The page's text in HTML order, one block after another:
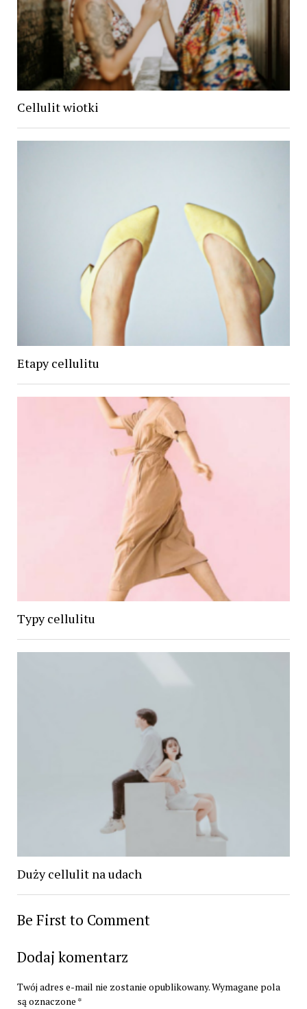
Cellulit wiotki
Etapy cellulitu
Typy cellulitu
Duży cellulit na udach
Be First to Comment
Dodaj komentarz
Twój adres e-mail nie zostanie opublikowany.Wymagane pola
są oznaczone *